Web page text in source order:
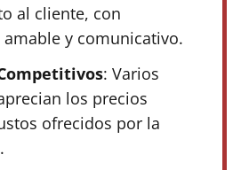
al cliente, con
y comunicativo.
: Varios
los precios
ofrecidos por la